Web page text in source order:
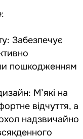
Забезпечує
пошкодженням
М’які на
відчуття, а
надзвичайно